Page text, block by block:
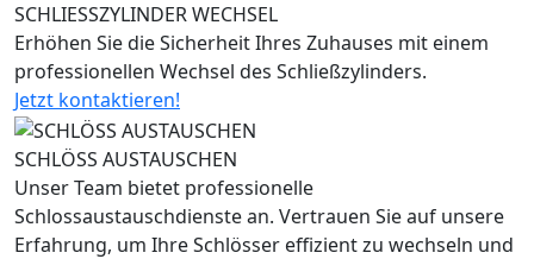
SCHLIESSZYLINDER WECHSEL
Erhöhen Sie die Sicherheit Ihres Zuhauses mit einem
professionellen Wechsel des Schließzylinders.
Jetzt kontaktieren!
SCHLÖSS AUSTAUSCHEN
Unser Team bietet professionelle
Schlossaustauschdienste an. Vertrauen Sie auf unsere
Erfahrung, um Ihre Schlösser effizient zu wechseln und